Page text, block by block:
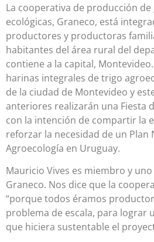
La cooperativa de producción
ecológicas, Graneco, está
productores y productoras
habitantes del área rural del
contiene a la capital,
harinas integrales de trigo
de la ciudad de Montevideo y
anteriores realizarán una Fiesta
con la intención de compartir la
reforzar la necesidad de un Plan
Agroecología en Uruguay.
Mauricio Vives es miembro y
Graneco. Nos dice que la
“porque todos éramos
problema de escala, para lograr
que hiciera sustentable el